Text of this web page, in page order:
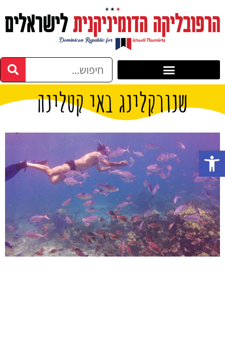
שנורקלינג באי קטלינה
פתח סרגל נגישות